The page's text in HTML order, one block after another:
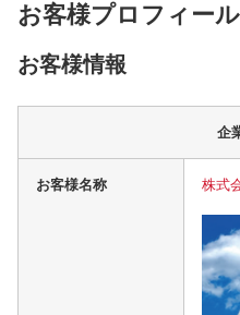
お客様プロフィー
お客様情報
企
お客様名称 株式